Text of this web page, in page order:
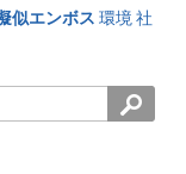
似エンボス 環境社